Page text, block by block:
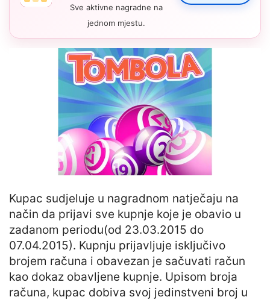
Sve aktivne nagradne na
jednom mjestu.
Kupac sudjeluje u nagradnom natječaju na
način da prijavi sve kupnje koje je obavio u
zadanom periodu(od 23.03.2015 do
07.04.2015). Kupnju prijavljuje isključivo
brojem računa i obavezan je sačuvati račun
kao dokaz obavljene kupnje. Upisom broja
računa, kupac dobiva svoj jedinstveni broj u